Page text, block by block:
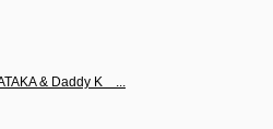
& Daddy K　...